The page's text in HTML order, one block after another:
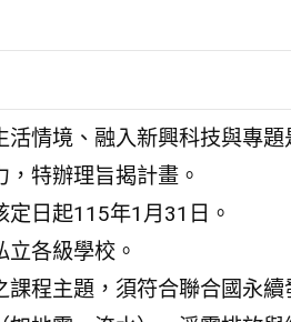
活情境、融入新興科技與專
，特辦理旨揭計畫。
定日起115年1月31日。
各級學校。
課程主題，須符合聯合國永